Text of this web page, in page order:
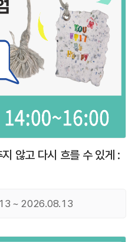
않고 다시 흐를 수 있게 :
~ 2026.08.13